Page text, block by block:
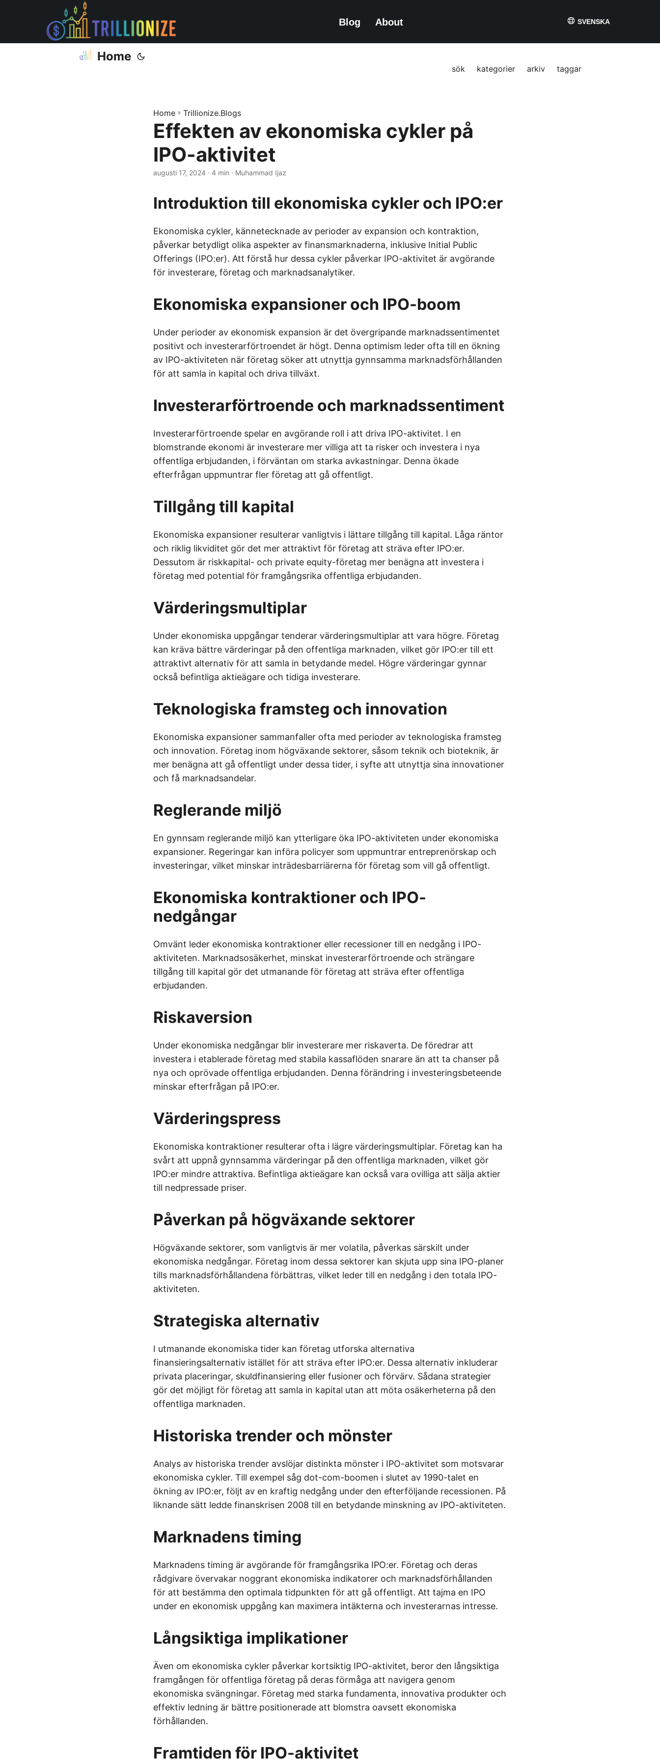
Blog About SVENSKA
Home
sök kategorier arkiv taggar
Home » Trillionize.Blogs
Effekten av ekonomiska cykler på
IPO-aktivitet
augusti 17, 2024 · 4 min · Muhammad Ijaz
Introduktion till ekonomiska cykler och IPO:er
Ekonomiska cykler, kännetecknade av perioder av expansion och kontraktion,
påverkar betydligt olika aspekter av finansmarknaderna, inklusive Initial Public
Offerings (IPO:er). Att förstå hur dessa cykler påverkar IPO-aktivitet är avgörande
för investerare, företag och marknadsanalytiker.
Ekonomiska expansioner och IPO-boom
Under perioder av ekonomisk expansion är det övergripande marknadssentimentet
positivt och investerarförtroendet är högt. Denna optimism leder ofta till en ökning
av IPO-aktiviteten när företag söker att utnyttja gynnsamma marknadsförhållanden
för att samla in kapital och driva tillväxt.
Investerarförtroende och marknadssentiment
Investerarförtroende spelar en avgörande roll i att driva IPO-aktivitet. I en
blomstrande ekonomi är investerare mer villiga att ta risker och investera i nya
offentliga erbjudanden, i förväntan om starka avkastningar. Denna ökade
efterfrågan uppmuntrar fler företag att gå offentligt.
Tillgång till kapital
Ekonomiska expansioner resulterar vanligtvis i lättare tillgång till kapital. Låga räntor
och riklig likviditet gör det mer attraktivt för företag att sträva efter IPO:er.
Dessutom är riskkapital- och private equity-företag mer benägna att investera i
företag med potential för framgångsrika offentliga erbjudanden.
Värderingsmultiplar
Under ekonomiska uppgångar tenderar värderingsmultiplar att vara högre. Företag
kan kräva bättre värderingar på den offentliga marknaden, vilket gör IPO:er till ett
attraktivt alternativ för att samla in betydande medel. Högre värderingar gynnar
också befintliga aktieägare och tidiga investerare.
Teknologiska framsteg och innovation
Ekonomiska expansioner sammanfaller ofta med perioder av teknologiska framsteg
och innovation. Företag inom högväxande sektorer, såsom teknik och bioteknik, är
mer benägna att gå offentligt under dessa tider, i syfte att utnyttja sina innovationer
och få marknadsandelar.
Reglerande miljö
En gynnsam reglerande miljö kan ytterligare öka IPO-aktiviteten under ekonomiska
expansioner. Regeringar kan införa policyer som uppmuntrar entreprenörskap och
investeringar, vilket minskar inträdesbarriärerna för företag som vill gå offentligt.
Ekonomiska kontraktioner och IPO-
nedgångar
Omvänt leder ekonomiska kontraktioner eller recessioner till en nedgång i IPO-
aktiviteten. Marknadsosäkerhet, minskat investerarförtroende och strängare
tillgång till kapital gör det utmanande för företag att sträva efter offentliga
erbjudanden.
Riskaversion
Under ekonomiska nedgångar blir investerare mer riskaverta. De föredrar att
investera i etablerade företag med stabila kassaflöden snarare än att ta chanser på
nya och oprövade offentliga erbjudanden. Denna förändring i investeringsbeteende
minskar efterfrågan på IPO:er.
Värderingspress
Ekonomiska kontraktioner resulterar ofta i lägre värderingsmultiplar. Företag kan ha
svårt att uppnå gynnsamma värderingar på den offentliga marknaden, vilket gör
IPO:er mindre attraktiva. Befintliga aktieägare kan också vara ovilliga att sälja aktier
till nedpressade priser.
Påverkan på högväxande sektorer
Högväxande sektorer, som vanligtvis är mer volatila, påverkas särskilt under
ekonomiska nedgångar. Företag inom dessa sektorer kan skjuta upp sina IPO-planer
tills marknadsförhållandena förbättras, vilket leder till en nedgång i den totala IPO-
aktiviteten.
Strategiska alternativ
I utmanande ekonomiska tider kan företag utforska alternativa
finansieringsalternativ istället för att sträva efter IPO:er. Dessa alternativ inkluderar
privata placeringar, skuldfinansiering eller fusioner och förvärv. Sådana strategier
gör det möjligt för företag att samla in kapital utan att möta osäkerheterna på den
offentliga marknaden.
Historiska trender och mönster
Analys av historiska trender avslöjar distinkta mönster i IPO-aktivitet som motsvarar
ekonomiska cykler. Till exempel såg dot-com-boomen i slutet av 1990-talet en
ökning av IPO:er, följt av en kraftig nedgång under den efterföljande recessionen. På
liknande sätt ledde finanskrisen 2008 till en betydande minskning av IPO-aktiviteten.
Marknadens timing
Marknadens timing är avgörande för framgångsrika IPO:er. Företag och deras
rådgivare övervakar noggrant ekonomiska indikatorer och marknadsförhållanden
för att bestämma den optimala tidpunkten för att gå offentligt. Att tajma en IPO
under en ekonomisk uppgång kan maximera intäkterna och investerarnas intresse.
Långsiktiga implikationer
Även om ekonomiska cykler påverkar kortsiktig IPO-aktivitet, beror den långsiktiga
framgången för offentliga företag på deras förmåga att navigera genom
ekonomiska svängningar. Företag med starka fundamenta, innovativa produkter och
effektiv ledning är bättre positionerade att blomstra oavsett ekonomiska
förhållanden.
Framtiden för IPO-aktivitet